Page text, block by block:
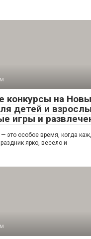
конкурсы на
детей и
игры и
это особое время, когда
ярко, весело и